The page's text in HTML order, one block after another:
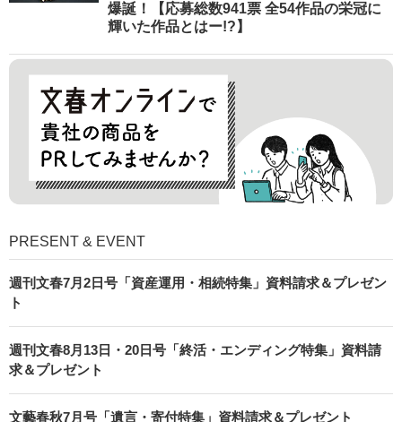
爆誕！【応募総数941票 全54作品の栄冠に
輝いた作品とはー!?】
PRESENT & EVENT
週刊文春7月2日号「資産運用・相続特集」資料請求＆プレゼン
ト
週刊文春8月13日・20日号「終活・エンディング特集」資料請
求＆プレゼント
文藝春秋7月号「遺言・寄付特集」資料請求＆プレゼント